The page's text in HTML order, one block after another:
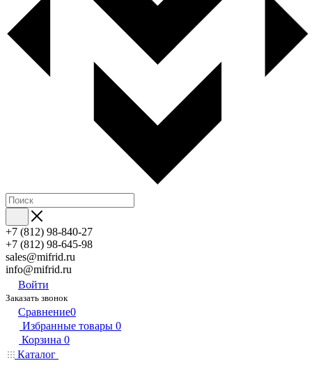
+7 (812) 98-840-27
+7 (812) 98-645-98
sales@mifrid.ru
info@mifrid.ru
Войти
Заказать звонок
Сравнение0
Избранные товары 0
Корзина 0
Каталог